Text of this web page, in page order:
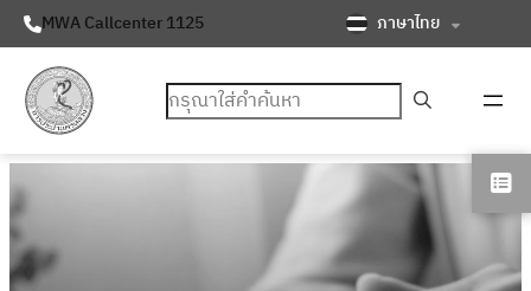
MWA Callcenter 1125 ภาษาไทย
ค้นหา